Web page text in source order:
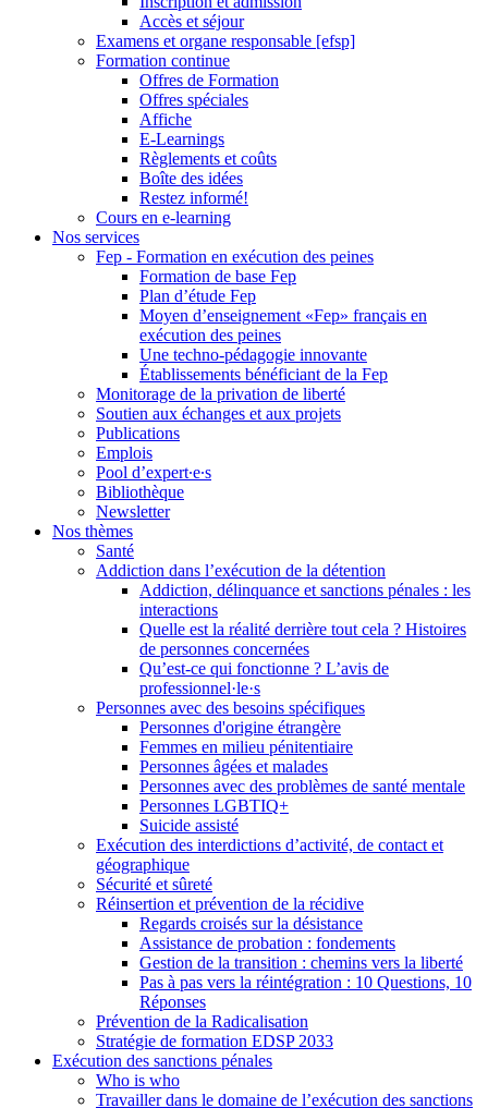
Accès et séjour
Examens et organe responsable [efsp]
Formation continue
Offres de Formation
Offres spéciales
Affiche
E-Learnings
Règlements et coûts
Boîte des idées
Restez informé!
Cours en e-learning
Nos services
Fep - Formation en exécution des peines
Formation de base Fep
Plan d’étude Fep
Moyen d’enseignement «Fep» français en
exécution des peines
Une techno-pédagogie innovante
Établissements bénéficiant de la Fep
Monitorage de la privation de liberté
Soutien aux échanges et aux projets
Publications
Emplois
Pool d’expert∙e∙s
Bibliothèque
Newsletter
Nos thèmes
Santé
Addiction dans l’exécution de la détention
Addiction, délinquance et sanctions pénales : les
interactions
Quelle est la réalité derrière tout cela ? Histoires
de personnes concernées
Qu’est-ce qui fonctionne ? L’avis de
professionnel·le·s
Personnes avec des besoins spécifiques
Personnes d'origine étrangère
Femmes en milieu pénitentiaire
Personnes âgées et malades
Personnes avec des problèmes de santé mentale
Personnes LGBTIQ+
Suicide assisté
Exécution des interdictions d’activité, de contact et
géographique
Sécurité et sûreté
Réinsertion et prévention de la récidive
Regards croisés sur la désistance
Assistance de probation : fondements
Gestion de la transition : chemins vers la liberté
Pas à pas vers la réintégration : 10 Questions, 10
Réponses
Prévention de la Radicalisation
Stratégie de formation EDSP 2033
Exécution des sanctions pénales
Who is who
Travailler dans le domaine de l’exécution des sanctions